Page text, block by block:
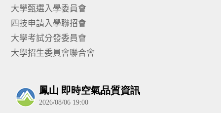
大學甄選入學委員會
四技申請入學聯招會
大學考試分發委員會
大學招生委員會聯合會